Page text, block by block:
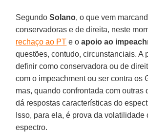
SegundoSolano, o que vem
conservadoras e de direita, neste
rechaço ao PT e oapoio ao
questões, contudo, circunstanciais. A
definir como conservadora ou de
com o impeachment ou ser contra os
mas, quando confrontada com outras
dá respostas características do
Isso, para ela, é prova da volatilidade
espectro.